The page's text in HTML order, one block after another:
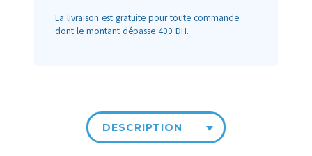
La livraison est gratuite pour toute commande
dont le montant dépasse 400 DH.
DESCRIPTION